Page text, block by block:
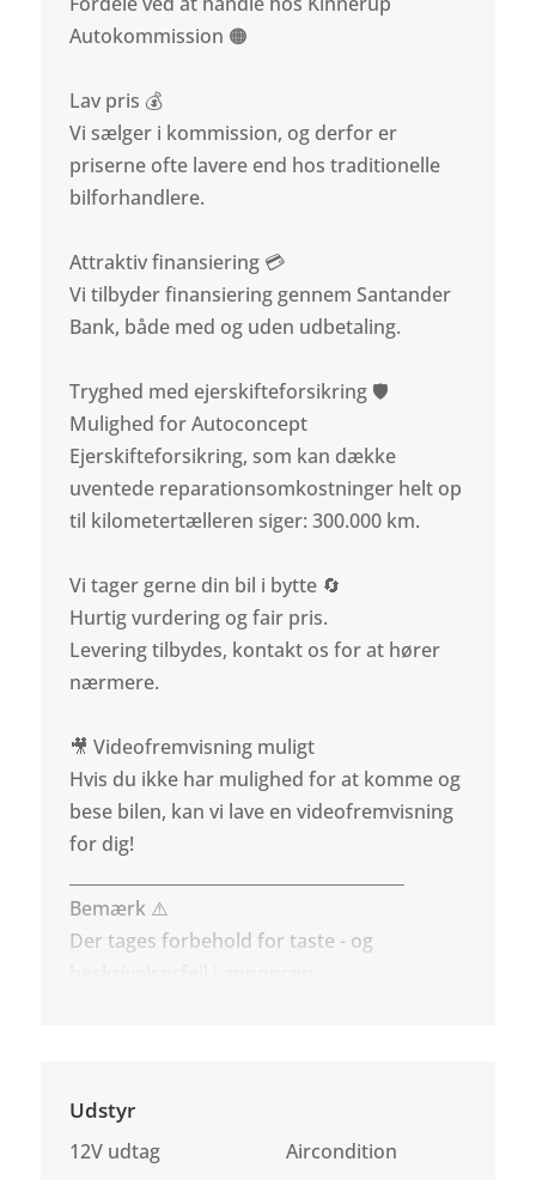
Autokommission 🟠
Lav pris 💰
Vi sælger i kommission, og derfor er
priserne ofte lavere end hos traditionelle
bilforhandlere.
Attraktiv finansiering 💳
Vi tilbyder finansiering gennem Santander
Bank, både med og uden udbetaling.
Tryghed med ejerskifteforsikring 🛡️
Mulighed for Autoconcept
Ejerskifteforsikring, som kan dække
uventede reparationsomkostninger helt op
til kilometertælleren siger: 300.000 km.
Vi tager gerne din bil i bytte 🔄
Hurtig vurdering og fair pris.
Levering tilbydes, kontakt os for at hører
nærmere.
🎥 Videofremvisning muligt
Hvis du ikke har mulighed for at komme og
bese bilen, kan vi lave en videofremvisning
for dig!
Bemærk ⚠️
Der tages forbehold for taste - og
Udstyr
12V udtag
Aircondition